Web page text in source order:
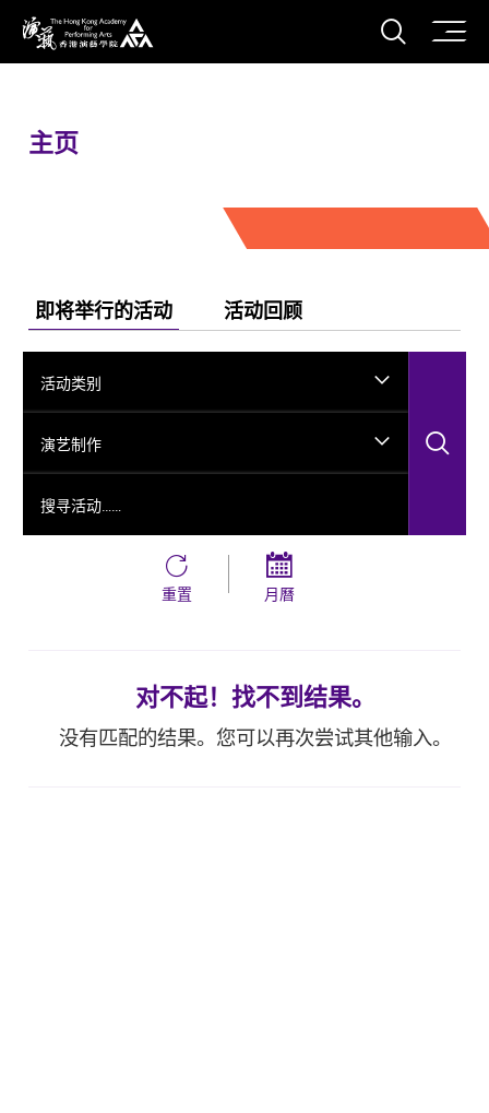
香港演艺学院
打开
主页
即将举行的活动 活动回顾
活动类别
演艺制作
重置 月曆
对不起！找不到结果。
没有匹配的结果。您可以再次尝试其他输入。